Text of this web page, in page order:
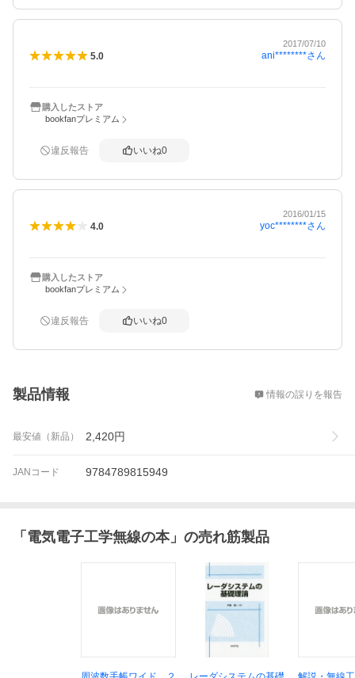
2017/07/10
5.0 ani********さん
購入したストア
bookfanプレミアム
違反報告 いいね0
2016/01/15
4.0 yoc********さん
購入したストア
bookfanプレミアム
違反報告 いいね0
製品情報 情報の誤りを報告
最安値（新品） 2,420円
JANコード 9784789815949
「 電気電子工学無線の本」の売れ筋製品